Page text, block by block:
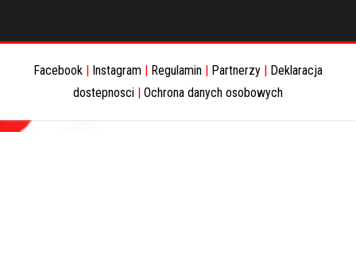
Facebook | Instagram | Regulamin | Partnerzy | Deklaracja
dostepnosci | Ochrona danych osobowych